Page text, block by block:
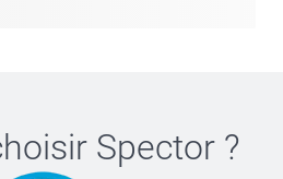
Spector?